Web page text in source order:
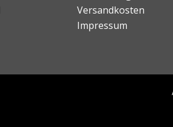
Versandkosten
Impressum